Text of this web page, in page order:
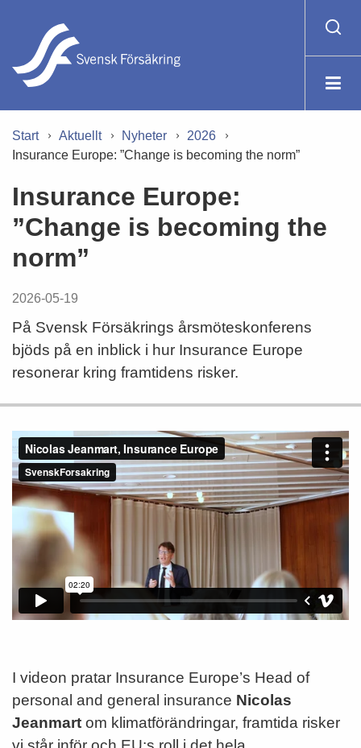
Start Aktuellt Nyheter
2026
Insurance Europe: ”Change is becoming the norm”
Insurance Europe:
”Change is becoming the
norm”
2026-05-19
På Svensk Försäkrings årsmöteskonferens
bjöds på en inblick i hur Insurance Europe
resonerar kring framtidens risker.
I videon pratar Insurance Europe’s Head of
personal and general insurance Nicolas
Jeanmart om klimatförändringar, framtida risker